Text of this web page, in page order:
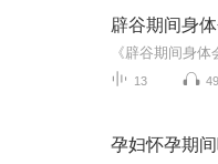
辟谷期间身
13
孕妇怀孕期